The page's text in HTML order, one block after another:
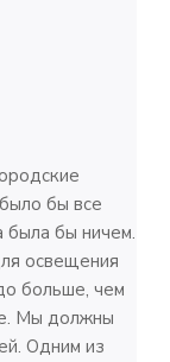
бы все
была бы ничем.
освещения
больше, чем
Мы должны
Одним из